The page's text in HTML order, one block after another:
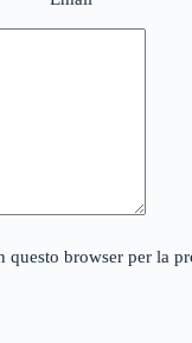
browser per la